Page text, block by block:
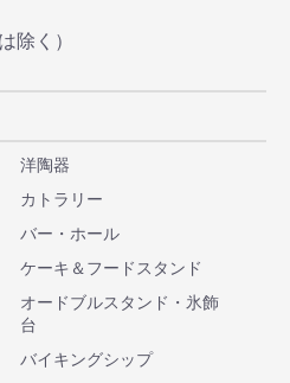
除く）
洋陶器
カトラリー
バー・ホール
ケーキ＆フードスタンド
オードブルスタンド・氷飾
台
バイキングシップ